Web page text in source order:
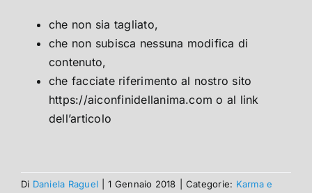
che non sia tagliato,
che non subisca nessuna modifica di
contenuto,
che facciate riferimento al nostro sito
https://aiconfinidellanima.com o al link
dell’articolo
Di Daniela Raguel 1 Gennaio 2018 Categorie: Karma e